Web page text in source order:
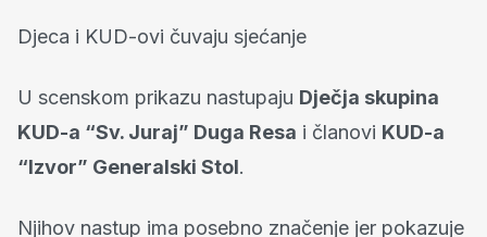
Djeca i KUD-ovi čuvaju sjećanje
U scenskom prikazu nastupaju Dječja skupina
KUD-a “Sv. Juraj” Duga Resa i članovi KUD-a
“Izvor” Generalski Stol.
Njihov nastup ima posebno značenje jer pokazuje